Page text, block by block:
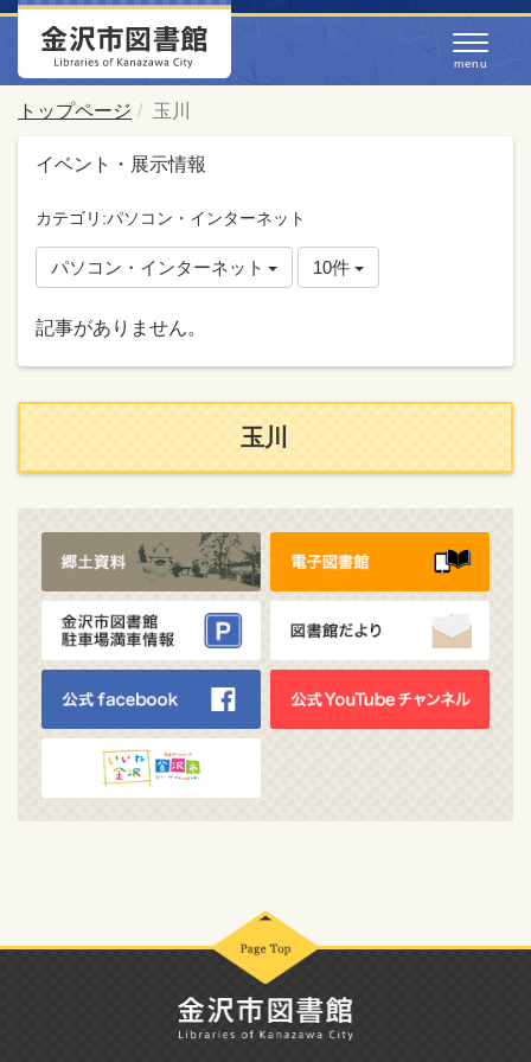
トップページ 玉川
イベント・展示情報
カテゴリ:パソコン・インターネット
パソコン・インターネット 10件
記事がありません。
玉川